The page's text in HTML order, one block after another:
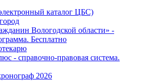
каталог ЦБС)
Вологодской области» -
Бесплатно
- справочно-правовая система.
2026